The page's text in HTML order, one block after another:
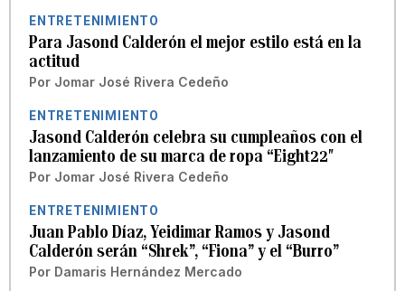
ENTRETENIMIENTO
Para Jasond Calderón el mejor estilo está en la
actitud
Por Jomar José Rivera Cedeño
ENTRETENIMIENTO
Jasond Calderón celebra su cumpleaños con el
lanzamiento de su marca de ropa “Eight22″
Por Jomar José Rivera Cedeño
ENTRETENIMIENTO
Juan Pablo Díaz, Yeidimar Ramos y Jasond
Calderón serán “Shrek”, “Fiona” y el “Burro”
Por Damaris Hernández Mercado